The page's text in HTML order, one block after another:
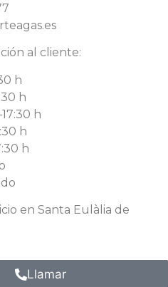
al cliente:
h
h
h
h
h
en Santa Eulàlia de
Llamar